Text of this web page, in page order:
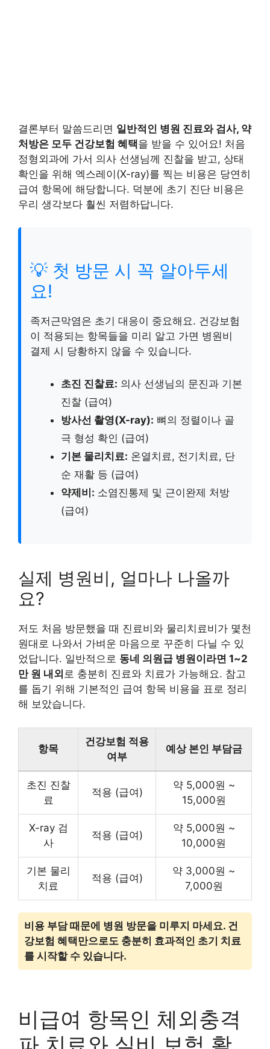
결론부터 말씀드리면 일반적인 병원 진료와 검사, 약
처방은 모두 건강보험 혜택을 받을 수 있어요! 처음
정형외과에 가서 의사 선생님께 진찰을 받고, 상태
확인을 위해 엑스레이(X-ray)를 찍는 비용은 당연히
급여 항목에 해당합니다. 덕분에 초기 진단 비용은
우리 생각보다 훨씬 저렴하답니다.
💡 첫 방문 시 꼭 알아두세
요!
족저근막염은 초기 대응이 중요해요. 건강보험
이 적용되는 항목들을 미리 알고 가면 병원비
결제 시 당황하지 않을 수 있습니다.
초진 진찰료: 의사 선생님의 문진과 기본
진찰 (급여)
방사선 촬영(X-ray): 뼈의 정렬이나 골
극 형성 확인 (급여)
기본 물리치료: 온열치료, 전기치료, 단
순 재활 등 (급여)
약제비: 소염진통제 및 근이완제 처방
(급여)
실제 병원비, 얼마나 나올까
요?
저도 처음 방문했을 때 진료비와 물리치료비가 몇천
원대로 나와서 가벼운 마음으로 꾸준히 다닐 수 있
었답니다. 일반적으로 동네 의원급 병원이라면 1~2
만 원 내외 로 충분히 진료와 치료가 가능해요. 참고
를 돕기 위해 기본적인 급여 항목 비용을 표로 정리
해 보았습니다.
항목
건강보험 적용
여부
예상 본인 부담금
초진 진찰
료
적용 (급여)
약 5,000원 ~
15,000원
X-ray 검
사
적용 (급여)
약 5,000원 ~
10,000원
기본 물리
치료
적용 (급여)
약 3,000원 ~
7,000원
비용 부담 때문에 병원 방문을 미루지 마세요. 건
강보험 혜택만으로도 충분히 효과적인 초기 치료
를 시작할 수 있습니다.
비급여 항목인 체외충격
파 치료와 실비 보험 활